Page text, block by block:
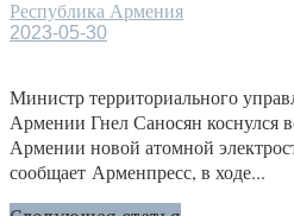
Республика Армения
2023-05-30
Министр территориального
Армении Гнел Саносян коснулся
Армении новой атомной
сообщает Арменпресс, в ходе...